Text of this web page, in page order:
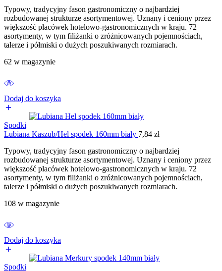
Typowy, tradycyjny fason gastronomiczny o najbardziej
rozbudowanej strukturze asortymentowej. Uznany i ceniony przez
większość placówek hotelowo-gastronomicznych w kraju. 72
asortymenty, w tym filiżanki o zróżnicowanych pojemnościach,
talerze i półmiski o dużych poszukiwanych rozmiarach.
62 w magazynie
Dodaj do koszyka
Spodki
Lubiana Kaszub/Hel spodek 160mm biały 7,84 zł
Typowy, tradycyjny fason gastronomiczny o najbardziej
rozbudowanej strukturze asortymentowej. Uznany i ceniony przez
większość placówek hotelowo-gastronomicznych w kraju. 72
asortymenty, w tym filiżanki o zróżnicowanych pojemnościach,
talerze i półmiski o dużych poszukiwanych rozmiarach.
108 w magazynie
Dodaj do koszyka
Spodki